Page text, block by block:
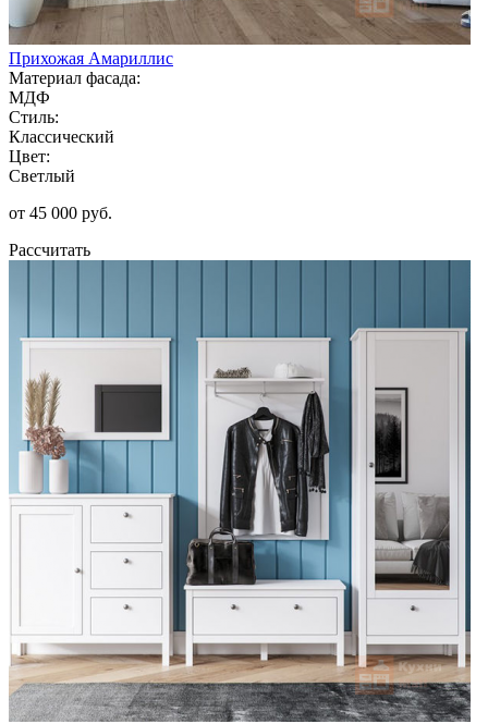
Прихожая Амариллис
Материал фасада:
МДФ
Стиль:
Классический
Цвет:
Светлый
от 45 000 руб.
Рассчитать